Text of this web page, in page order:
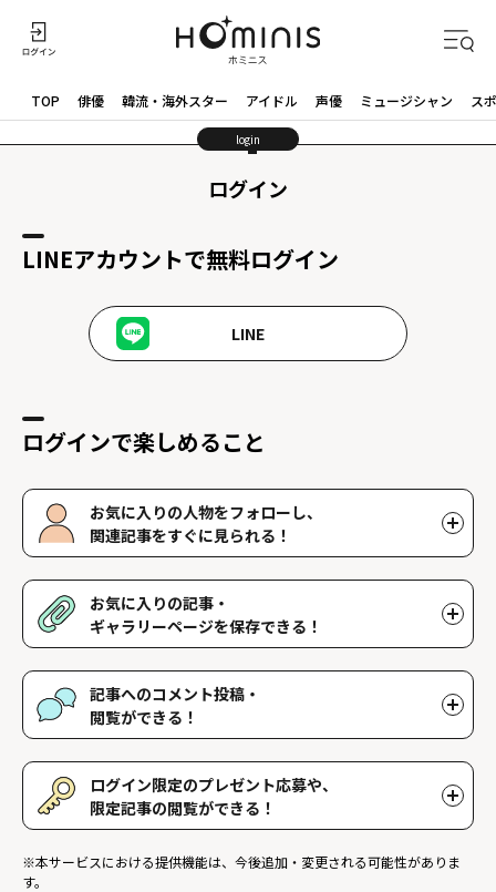
TOP 俳優 韓流・海外スター アイドル 声優 ミュージシャン ス
login
ログイン
LINEアカウントで無料ログイン
LINE
ログインで楽しめること
お気に入りの人物をフォローし、
関連記事をすぐに見られる！
好きな人物をフォローすることで、マイページで好きな人物の関連
記事を閲覧することができます。好きな人物一覧はマイページで確
認できます。
お気に入りの記事・
ギャラリーページを保存できる！
好きな記事やギャラリーページを保存し、マイページでいつでも閲
覧することができます。
記事へのコメント投稿・
閲覧ができる！
記事に対して応援や感想などのコメントができ、他のファンが投稿
したコメントを読むことができます。
ログイン限定のプレゼント応募や、
限定記事の閲覧ができる！
た、ログイン限定記事を閲覧することができます。
※本サービスにおける提供機能は、今後追加・変更される可能性がありま
す。